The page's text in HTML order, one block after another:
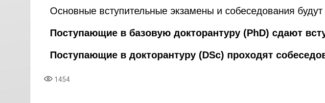
Основные вступительные экзамены и собеседования
Поступающие в базовую докторантуру (PhD) сдают
Поступающие в докторантуру (DSc) проходят
1454